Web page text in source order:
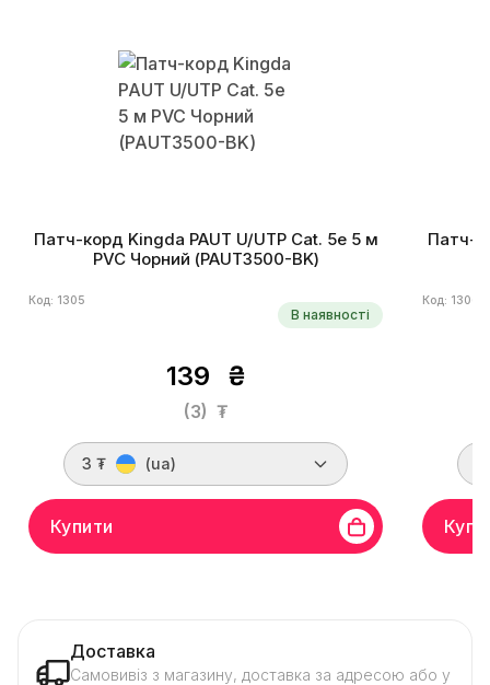
Патч-корд Kingda PAUT U/UTP Cat. 5e 5 м
PVC Чорний (PAUT3500-BK)
Код: 1305
В наявності
139 ₴
(3) ₮
3 ₮ (ua)
Купити
Патч-
Код: 1306
Доставка
Самовивіз з магазину, доставка за адресою або у